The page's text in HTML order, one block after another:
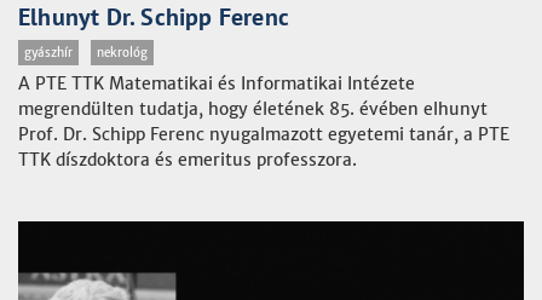
Elhunyt Dr. Schipp Ferenc
gyászhír nekrológ
A PTE TTK Matematikai és Informatikai Intézete
megrendülten tudatja, hogy életének 85. évében elhunyt
Prof. Dr. Schipp Ferenc nyugalmazott egyetemi tanár, a PTE
TTK díszdoktora és emeritus professzora.